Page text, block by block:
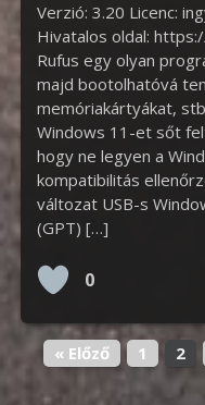
Verzió: 3.20 Licenc:
Hivatalos oldal:
Rufus egy olyan
majd bootolhatóvá
memóriakártyákat,
Windows 11-et sőt
hogy ne legyen a
kompatibilitás
változat USB-s
(GPT) […]
0
« Előző 1 2